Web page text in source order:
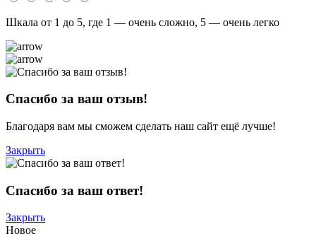
Шкала от 1 до 5, где 1 — очень сложно, 5 — очень легко
Спасибо за ваш отзыв!
Благодаря вам мы сможем сделать наш сайт ещё лучше!
Закрыть
Спасибо за ваш ответ!
Закрыть
Новое